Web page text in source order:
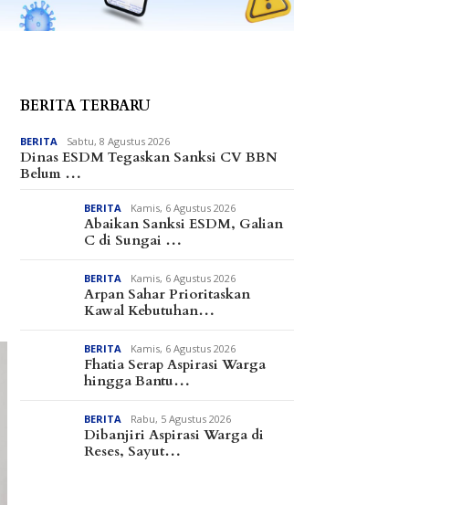
BERITA TERBARU
BERITA Sabtu, 8 Agustus 2026
Dinas ESDM Tegaskan Sanksi CV BBN
Belum …
BERITA Kamis, 6 Agustus 2026
Abaikan Sanksi ESDM, Galian
C di Sungai …
BERITA Kamis, 6 Agustus 2026
Arpan Sahar Prioritaskan
Kawal Kebutuhan…
BERITA Kamis, 6 Agustus 2026
Fhatia Serap Aspirasi Warga
hingga Bantu…
BERITA Rabu, 5 Agustus 2026
Dibanjiri Aspirasi Warga di
Reses, Sayut…